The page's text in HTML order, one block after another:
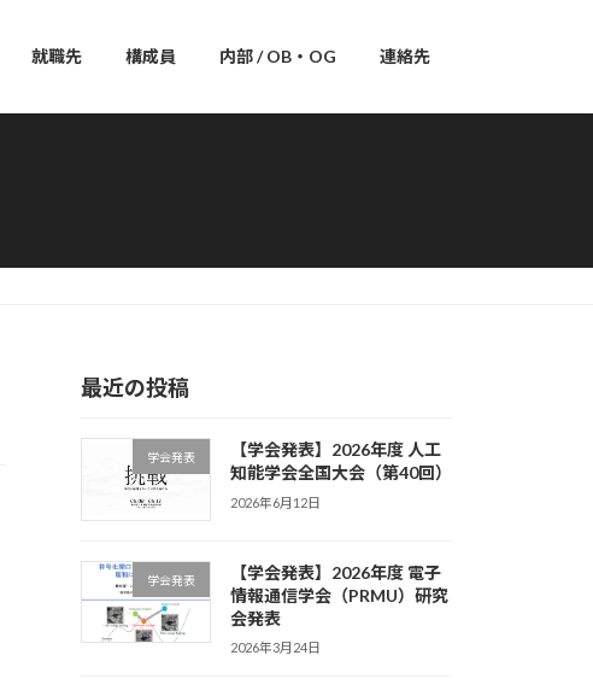
就職先 構成員 内部 / OB・OG 連絡先
最近の投稿
学会発表
【学会発表】2026年度 人工
知能学会全国大会（第40回）
2026年6月12日
学会発表
【学会発表】2026年度 電子
情報通信学会（PRMU）研究
会発表
2026年3月24日